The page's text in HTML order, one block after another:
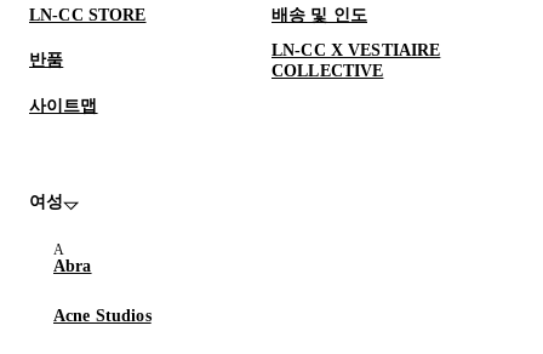
LN-CC STORE
배송 및 인도
반품
LN-CC X VESTIAIRE
COLLECTIVE
사이트맵
여성
Abra
Acne Studios